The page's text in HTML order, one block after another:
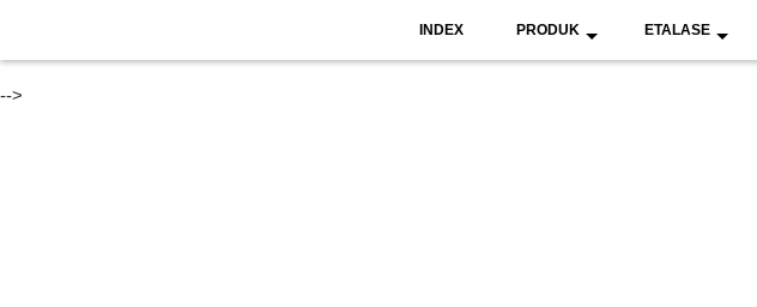
-->
INDEX PRODUK ETALASE